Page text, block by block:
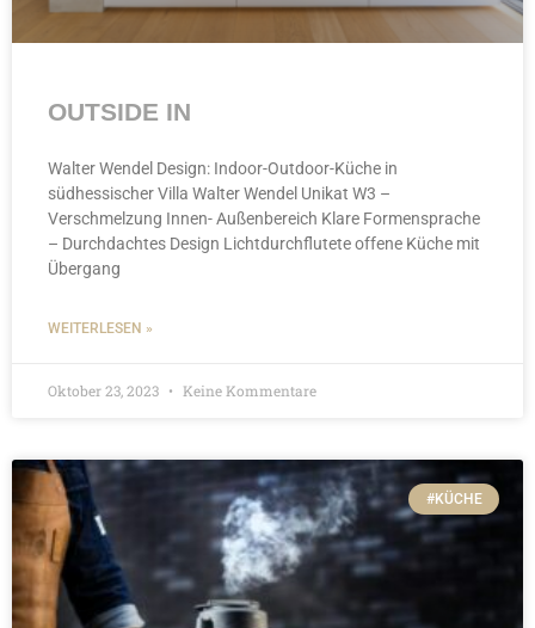
OUTSIDE IN
Walter Wendel Design: Indoor-Outdoor-Küche in
südhessischer Villa Walter Wendel Unikat W3 –
Verschmelzung Innen- Außenbereich Klare Formensprache
– Durchdachtes Design Lichtdurchflutete offene Küche mit
Übergang
WEITERLESEN »
Oktober 23, 2023 Keine Kommentare
#KÜCHE